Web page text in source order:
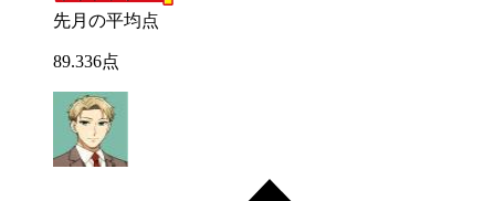
先月の平均点
89.336点